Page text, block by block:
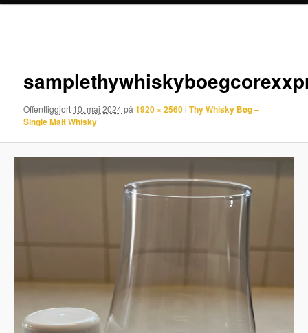
Offentliggjort 10. maj 2024på1920 × 2560iThy Whisky Bøg –
Single Malt Whisky